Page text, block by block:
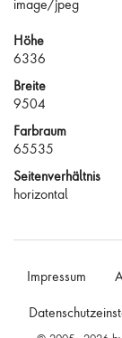
image/jpeg
Höhe
6336
Breite
9504
Farbraum
65535
Seitenverhältnis
horizontal
Impressum